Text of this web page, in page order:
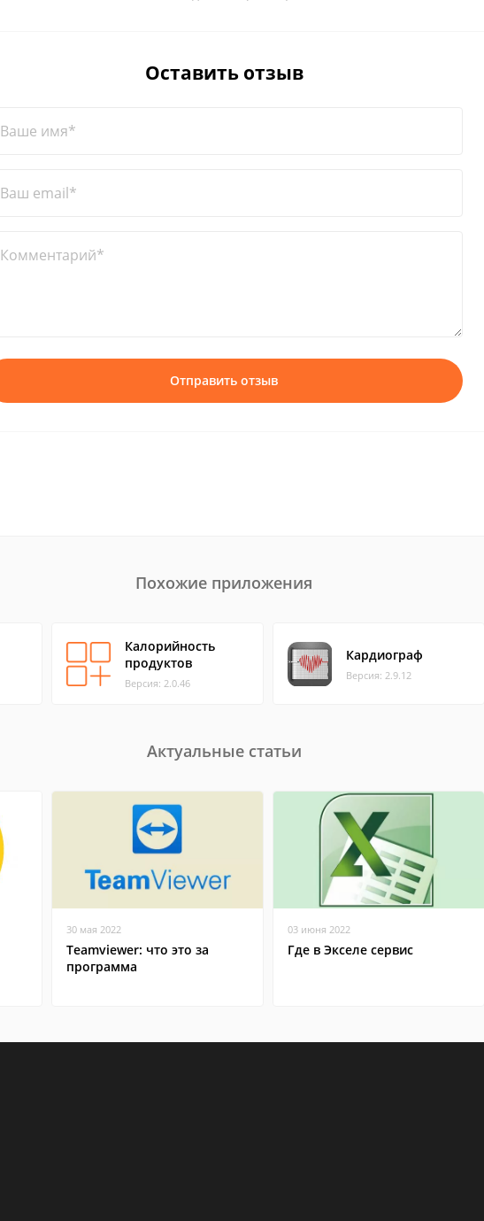
Оставить отзыв
Ваше имя*
Ваш email*
Комментарий*
Отправить отзыв
Похожие приложения
Калорийность
продуктов
Версия: 2.0.46
Кардиограф
Версия: 2.9.12
Актуальные статьи
30 мая 2022
Teamviewer: что это за
программа
03 июня 2022
Где в Экселе сервис